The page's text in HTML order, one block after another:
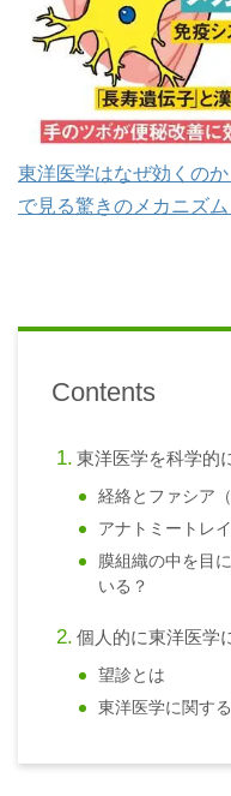
東洋医学はなぜ効くの
で見る驚きのメカニズ
Contents
東洋医学を科学的
経絡とファシア
アナトミートレ
膜組織の中を目
いる？
個人的に東洋医学
望診とは
東洋医学に関す